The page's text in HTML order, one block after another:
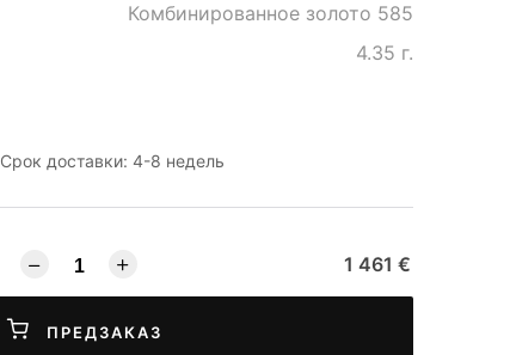
Комбинированное золото 585
4.35 г.
Срок доставки: 4-8 недель
1 461 €
ПРЕДЗАКАЗ